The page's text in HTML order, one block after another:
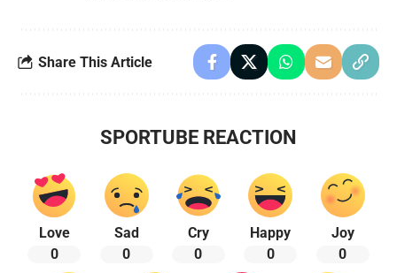
Share This Article
SPORTUBE REACTION
Love
0
Sad
0
Cry
0
Happy
0
Joy
0